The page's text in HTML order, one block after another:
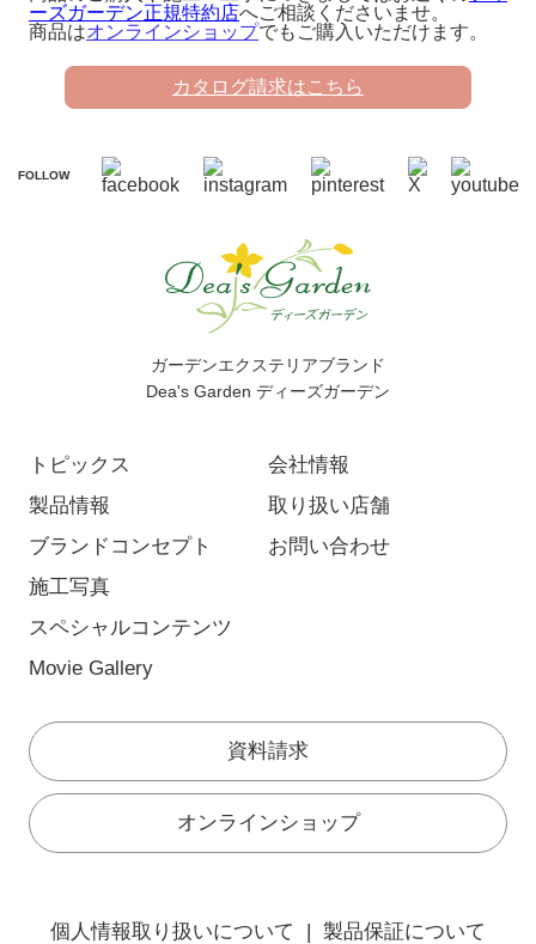
ーズガーデン正規特約店へご相談くださいませ。
商品はオンラインショップでもご購入いただけます。
カタログ請求はこちら
FOLLOW
ガーデンエクステリアブランド
Dea's Garden ディーズガーデン
トピックス
製品情報
ブランドコンセプト
施工写真
スペシャルコンテンツ
Movie Gallery
会社情報
取り扱い店舗
お問い合わせ
資料請求
オンラインショップ
個人情報取り扱いについて 製品保証について